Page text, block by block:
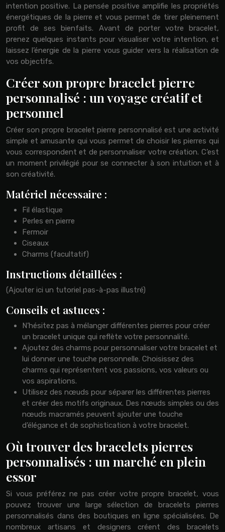
intention positive. La pensée positive amplifie les propriétés
énergétiques de la pierre et vous permet de tirer pleinement
profit de ses bienfaits. Avant de porter votre bracelet,
prenez quelques instants pour visualiser votre intention, et
laissez l’énergie de la pierre vous guider vers la réalisation de
vos objectifs.
Créer son propre bracelet pierre
personnalisé : un voyage créatif et
personnel
Créer son propre bracelet pierre personnalisé est une activité
simple et amusante qui vous permet de choisir les pierres qui
vous correspondent et de personnaliser votre création. C’est
un moment privilégié pour se connecter à son intuition et à
son créativité.
Matériel nécessaire :
Fil élastique
Perles en pierre
Fermoir
Ciseaux
Charms (facultatif)
Instructions détaillées :
(Ajouter ici un tutoriel pas-à-pas illustré)
Conseils et astuces :
N’hésitez pas à mélanger différentes pierres pour créer
un bracelet unique qui reflète votre personnalité.
Ajoutez des charms pour personnaliser votre bracelet et
lui donner une touche personnelle. Choisissez des
charms qui représentent vos passions, vos valeurs ou
vos aspirations.
Utilisez des nœuds pour séparer les différentes pierres
et créer des motifs originaux. Des nœuds simples ou des
nœuds macramés peuvent ajouter une touche
d’élégance et de sophistication à votre bracelet.
Où trouver des bracelets pierres
personnalisés : un marché en plein
essor
Si vous préférez ne pas créer votre propre bracelet, vous
pouvez trouver une large sélection de bracelets pierres
personnalisés dans des boutiques en ligne spécialisées. De
nombreux artisans et designers créent des bracelets